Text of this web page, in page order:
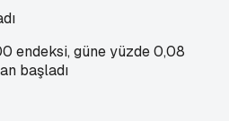
endeksi, güne yüzde 0,08
başladı